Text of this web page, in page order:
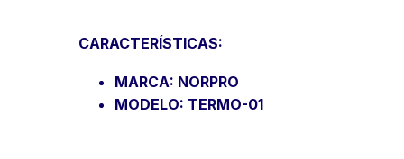
CARACTERÍSTICAS:
MARCA: NORPRO
MODELO: TERMO-01